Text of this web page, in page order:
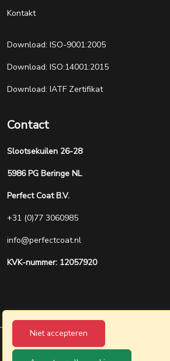
Niet accepteren
Kontakt
Download: ISO-9001:2005
Download: ISO:14001:2015
Download: IATF Zertifikat
Contact
Slootsekuilen 26-28
5986 PG Beringe NL
Perfect Coat B.V.
+31 (0)77 3060985
info@perfectcoat.nl
KVK-nummer: 12057920
Privacy Allgemeine Geschäftsbedingungen